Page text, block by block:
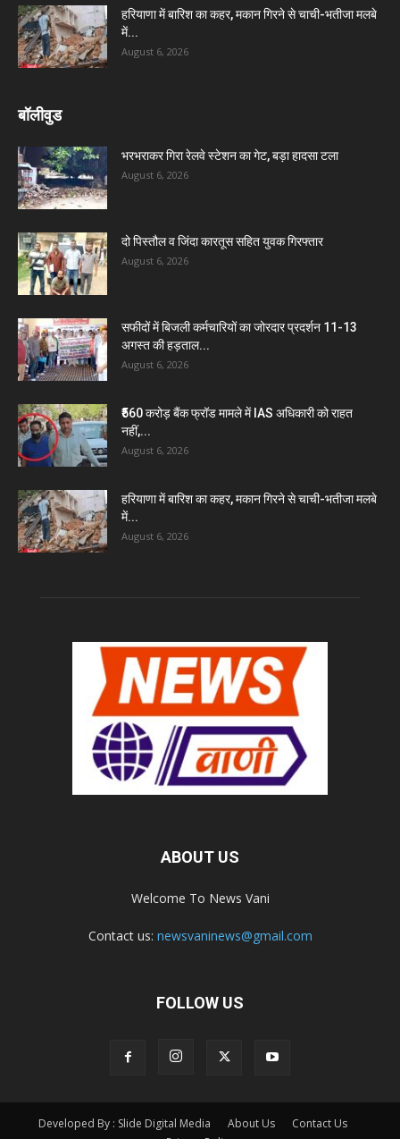
हरियाणा में बारिश का कहर, मकान गिरने से चाची-भतीजा मलबे
में...
August 6, 2026
बॉलीवुड
भरभराकर गिरा रेलवे स्टेशन का गेट, बड़ा हादसा टला
August 6, 2026
दो पिस्तौल व जिंदा कारतूस सहित युवक गिरफ्तार
August 6, 2026
सफीदों में बिजली कर्मचारियों का जोरदार प्रदर्शन 11-13
अगस्त की हड़ताल...
August 6, 2026
₹560 करोड़ बैंक फ्रॉड मामले में IAS अधिकारी को राहत
नहीं,...
August 6, 2026
हरियाणा में बारिश का कहर, मकान गिरने से चाची-भतीजा मलबे
में...
August 6, 2026
ABOUT US
Welcome To News Vani
Contact us: newsvaninews@gmail.com
FOLLOW US
Developed By : Slide Digital Media About Us
Contact Us